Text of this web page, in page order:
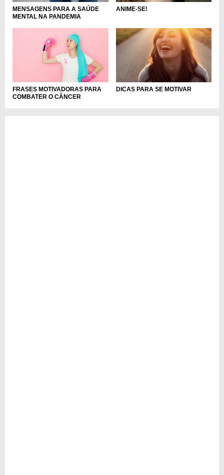
MENSAGENS PARA A SAÚDE
MENTAL NA PANDEMIA
ANIME-SE!
FRASES MOTIVADORAS PARA
COMBATER O CÂNCER
DICAS PARA SE MOTIVAR